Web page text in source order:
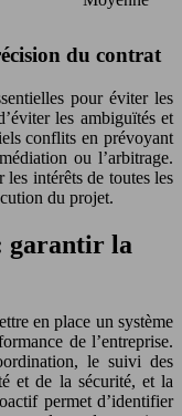
du contrat
pour éviter les
les ambiguïtés et
conflits en prévoyant
ou l’arbitrage.
intérêts de toutes les
du projet.
garantir la
en place un système
de l’entreprise.
le suivi des
et de la sécurité, et la
permet d’identifier